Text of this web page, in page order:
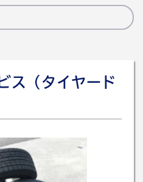
ス（タイヤード